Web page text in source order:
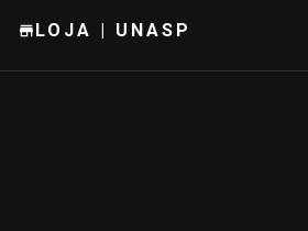
LOJA | UNASP